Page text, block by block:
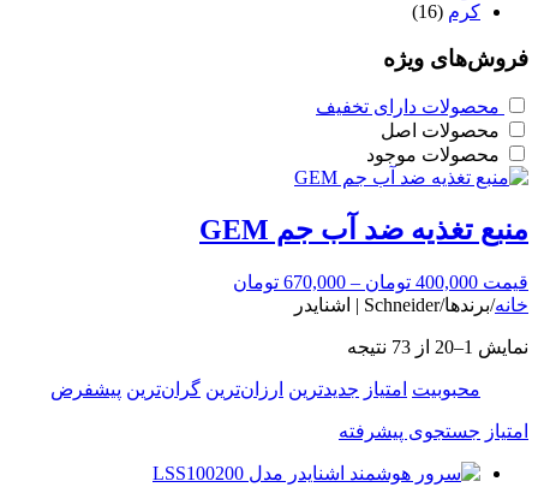
کرم (16)
فروش‌های ویژه
محصولات دارای تخفیف
محصولات اصل
محصولات موجود
منبع تغذیه ضد آب جم GEM
قیمت 400,000 تومان –
670,000 تومان
خانه/برندها/Schneider | اشنایدر
نمایش 1–20 از 73 نتیجه
محبوبیت امتیاز جدیدترین ارزان‌ترین گران‌ترین پیشفرض
امتیاز جستجوی پیشرفته